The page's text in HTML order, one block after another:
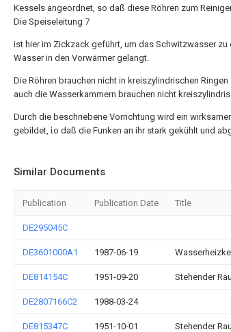
Kessels angeordnet, so daß diese Röhren zum
Die Speiseleitung 7
ist hier im Zickzack geführt, um das Schwitzwasser zu
Wasser in den Vorwärmer gelangt.
Die Röhren brauchen nicht in kreiszylindrischen
auch die Wasserkammern brauchen nicht
Durch die beschriebene Vorrichtung wird ein
gebildet, ίο daß die Funken an ihr stark gekühlt und
Similar Documents
Publication Publication Date Title
DE295045C
DE3601000A1 1987-06-19
DE814154C 1951-09-20 Stehender
DE2807166C2 1988-03-24
DE815347C 1951-10-01 Stehender